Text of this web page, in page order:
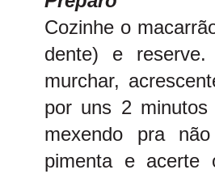
Cozinhe o
dente) e
murchar,
por uns 2
mexendo pra
pimenta e acerte